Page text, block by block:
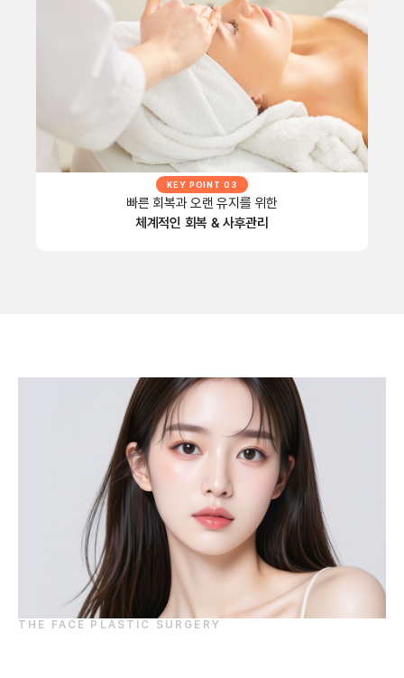
KEY POINT 03
빠른 회복과 오랜 유지를 위한
체계적인 회복 & 사후관리
THE FACE PLASTIC SURGERY